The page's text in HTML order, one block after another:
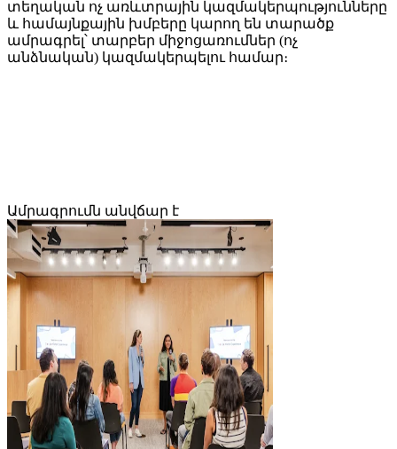
տեղական ոչ առևտրային կազմակերպությունները
և համայնքային խմբերը կարող են տարածք
ամրագրել՝ տարբեր միջոցառումներ (ոչ
անձնական) կազմակերպելու համար։
Ամրագրումն անվճար է